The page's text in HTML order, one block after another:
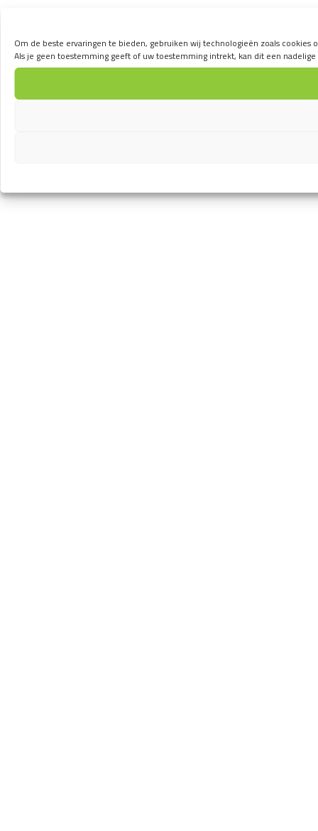
Om de beste ervaringen te bieden, gebruiken wij technologieën zoals
Als je geen toestemming geeft of uw toestemming intrekt, kan dit een